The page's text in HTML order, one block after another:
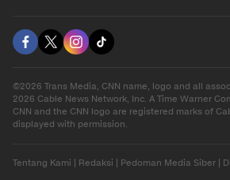
©2026 Trans Media, CNN name, logo and all
2026 Cable News Network, Inc. A Time Warner
CNN and the CNN logo are registered marks of
displayed with permission.
Tentang Kami Redaksi Pedoman Media Siber